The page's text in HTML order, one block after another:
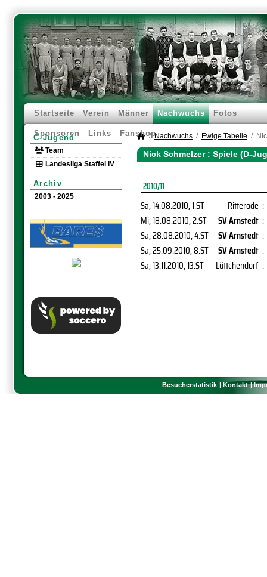
Startseite Verein Männer Nachwuchs Fotos
Sponsoren Links Fanshop
C-Jugend
Team
Landesliga Staffel IV
Archiv
2003 - 2025
Nachwuchs Ewige Tabelle
Nick Schmelzer : Spiele (D-
2010/11
Sa, 14.08.2010, 1.ST Ritterode :
Mi, 18.08.2010, 2.ST SV Arnstedt :
Sa, 28.08.2010, 4.ST SV Arnstedt :
Sa, 25.09.2010, 8.ST SV Arnstedt :
Sa, 13.11.2010, 13.ST Lüttchendorf :
Besucherstatistik Kontakt